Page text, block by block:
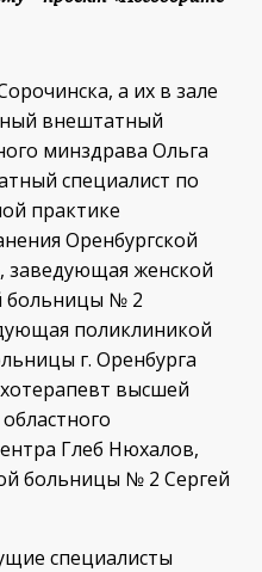
а их в зале
внештатный
минздрава Ольга
специалист по
практике
Оренбургской
заведующая женской
больницы № 2
поликлиникой
г. Оренбурга
высшей
Глеб Нюхалов,
больницы № 2 Сергей
специалисты